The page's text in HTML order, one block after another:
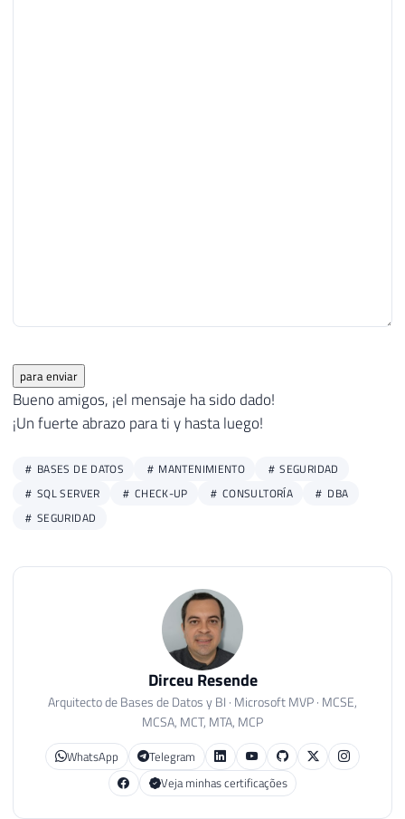
para enviar
Bueno amigos, ¡el mensaje ha sido dado!
¡Un fuerte abrazo para ti y hasta luego!
BASES DE DATOS MANTENIMIENTO
SEGURIDAD
SQL SERVER
CHECK-UP CONSULTORÍA
DBA
SEGURIDAD
Dirceu Resende
Arquitecto de Bases de Datos y BI · Microsoft MVP · MCSE,
MCSA, MCT, MTA, MCP
WhatsApp
Telegram
Veja minhas certificações